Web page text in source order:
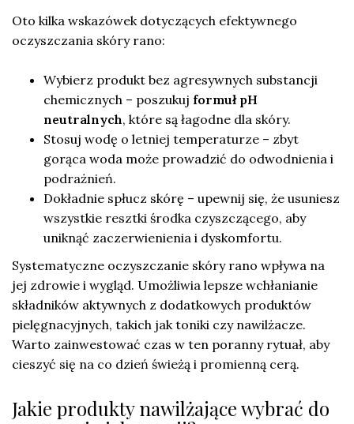
Oto kilka wskazówek dotyczących efektywnego
oczyszczania skóry rano:
Wybierz produkt bez agresywnych substancji
chemicznych – poszukuj formuł pH
neutralnych, które są łagodne dla skóry.
Stosuj wodę o letniej temperaturze – zbyt
gorąca woda może prowadzić do odwodnienia i
podrażnień.
Dokładnie spłucz skórę – upewnij się, że usuniesz
wszystkie resztki środka czyszczącego, aby
uniknąć zaczerwienienia i dyskomfortu.
Systematyczne oczyszczanie skóry rano wpływa na
jej zdrowie i wygląd. Umożliwia lepsze wchłanianie
składników aktywnych z dodatkowych produktów
pielęgnacyjnych, takich jak toniki czy nawilżacze.
Warto zainwestować czas w ten poranny rytuał, aby
cieszyć się na co dzień świeżą i promienną cerą.
Jakie produkty nawilżające wybrać do